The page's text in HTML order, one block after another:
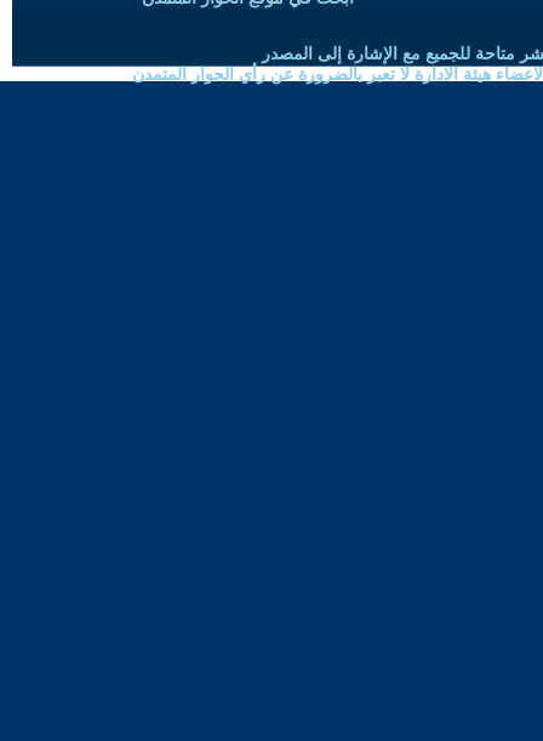
متاحة للجميع مع الإشارة إلى المصدر
هيئة الادارة لا تعبر بالضرورة عن رأي الحوار المتمدن